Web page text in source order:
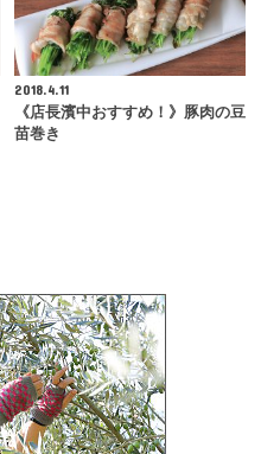
2018.4.11
《店長濱中おすすめ！》豚肉の豆
苗巻き